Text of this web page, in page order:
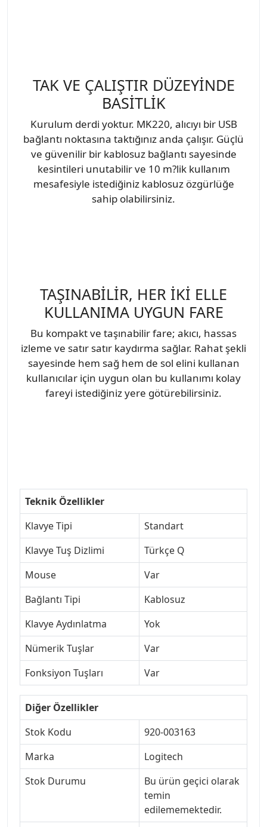
TAK VE ÇALIŞTIR DÜZEYİNDE
BASİTLİK
Kurulum derdi yoktur. MK220, alıcıyı bir USB
bağlantı noktasına taktığınız anda çalışır. Güçlü
ve güvenilir bir kablosuz bağlantı sayesinde
kesintileri unutabilir ve 10 m?lik kullanım
mesafesiyle istediğiniz kablosuz özgürlüğe
sahip olabilirsiniz.
TAŞINABİLİR, HER İKİ ELLE
KULLANIMA UYGUN FARE
Bu kompakt ve taşınabilir fare; akıcı, hassas
izleme ve satır satır kaydırma sağlar. Rahat şekli
sayesinde hem sağ hem de sol elini kullanan
kullanıcılar için uygun olan bu kullanımı kolay
fareyi istediğiniz yere götürebilirsiniz.
Teknik Özellikler
Klavye Tipi
Standart
Klavye Tuş Dizlimi
Türkçe Q
Mouse
Var
Bağlantı Tipi
Kablosuz
Klavye Aydınlatma
Yok
Nümerik Tuşlar
Var
Fonksiyon Tuşları
Var
Diğer Özellikler
Stok Kodu
920-003163
Marka
Logitech
Stok Durumu
Bu ürün geçici olarak
temin
edilememektedir.